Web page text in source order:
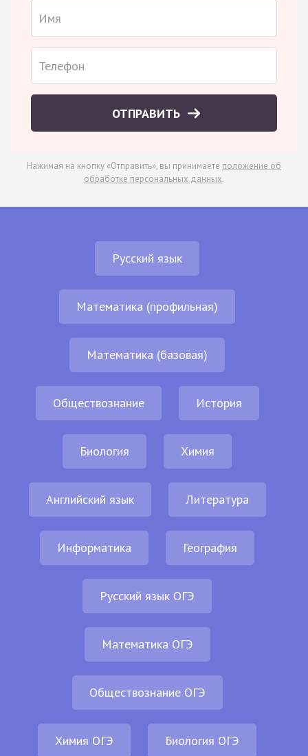
ОТПРАВИТЬ
Нажимая на кнопку «Отправить», вы принимаете положение об
обработке персональных данных.
Русский язык
Математика (профильная)
Математика (базовая)
Обществознание История
Биология Химия
Английский язык Литература
Информатика География
Русский язык ОГЭ
Математика ОГЭ
Обществознание ОГЭ
Химия ОГЭ Биология ОГЭ